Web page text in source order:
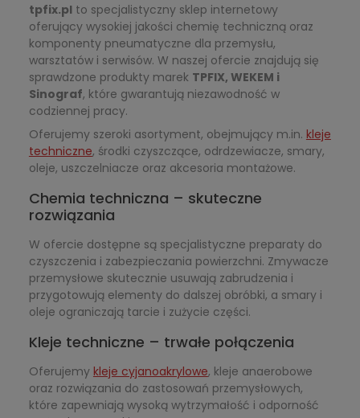
tpfix.plto specjalistyczny sklep internetowy
oferujący wysokiej jakości chemię techniczną oraz
komponenty pneumatyczne dla przemysłu,
warsztatów i serwisów. W naszej ofercie znajdują się
sprawdzone produkty marek TPFIX, WEKEM i
Sinograf, które gwarantują niezawodność w
codziennej pracy.
Oferujemy szeroki asortyment, obejmujący m.in. kleje
techniczne, środki czyszczące, odrdzewiacze, smary,
oleje, uszczelniacze oraz akcesoria montażowe.
Chemia techniczna – skuteczne
rozwiązania
W ofercie dostępne są specjalistyczne preparaty do
czyszczenia i zabezpieczania powierzchni. Zmywacze
przemysłowe skutecznie usuwają zabrudzenia i
przygotowują elementy do dalszej obróbki, a smary i
oleje ograniczają tarcie i zużycie części.
Kleje techniczne – trwałe połączenia
Oferujemy kleje cyjanoakrylowe, kleje anaerobowe
oraz rozwiązania do zastosowań przemysłowych,
które zapewniają wysoką wytrzymałość i odporność